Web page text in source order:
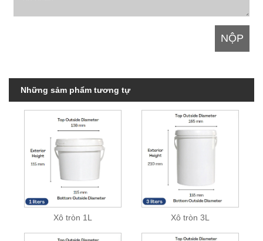
Những sảm phẩm tương tự
Xô tròn 1L Xô tròn 3L